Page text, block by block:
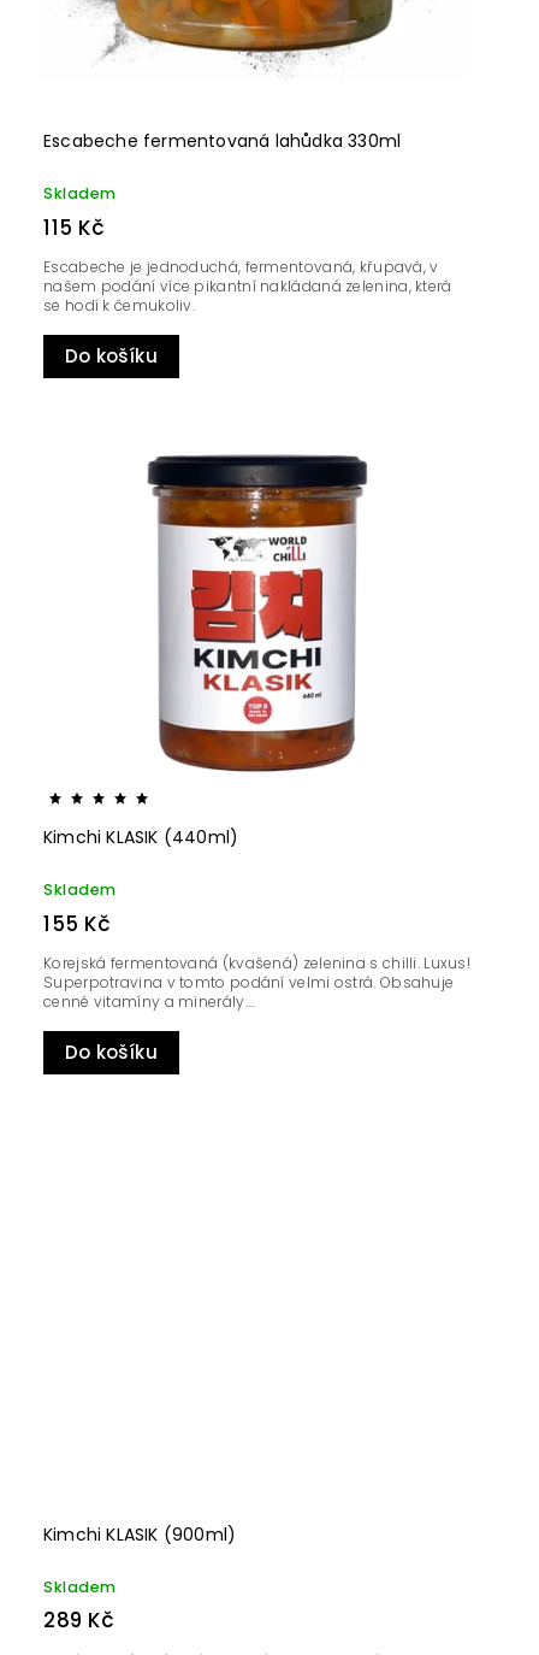
Escabeche fermentovaná lahůdka 330ml
Skladem
115 Kč
Do košíku
Escabeche je jednoduchá, fermentovaná, křupavá, v
našem podání více pikantní nakládaná zelenina, která
se hodí k čemukoliv.
Kimchi KLASIK (440ml)
Skladem
155 Kč
Do košíku
Korejská fermentovaná (kvašená) zelenina s chilli. Luxus!
Superpotravina v tomto podání velmi ostrá. Obsahuje
cenné vitamíny a minerály....
Kimchi KLASIK (900ml)
Skladem
289 Kč